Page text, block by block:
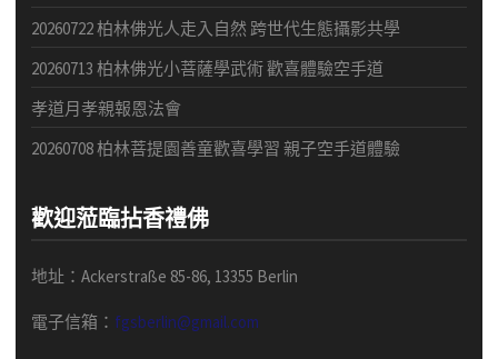
20260722 柏林佛光人走入自然 跨世代生態攝影共學
20260713 柏林佛光小菩薩學武術 歡喜體驗空手道
孝道月孝親報恩法會
20260708 柏林菩提園善童歡喜學習 親子空手道體驗
歡迎蒞臨拈香禮佛
地址：Ackerstraße 85-86, 13355 Berlin
電子信箱： fgsberlin@gmail.com